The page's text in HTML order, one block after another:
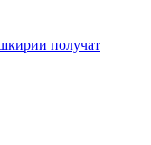
получат